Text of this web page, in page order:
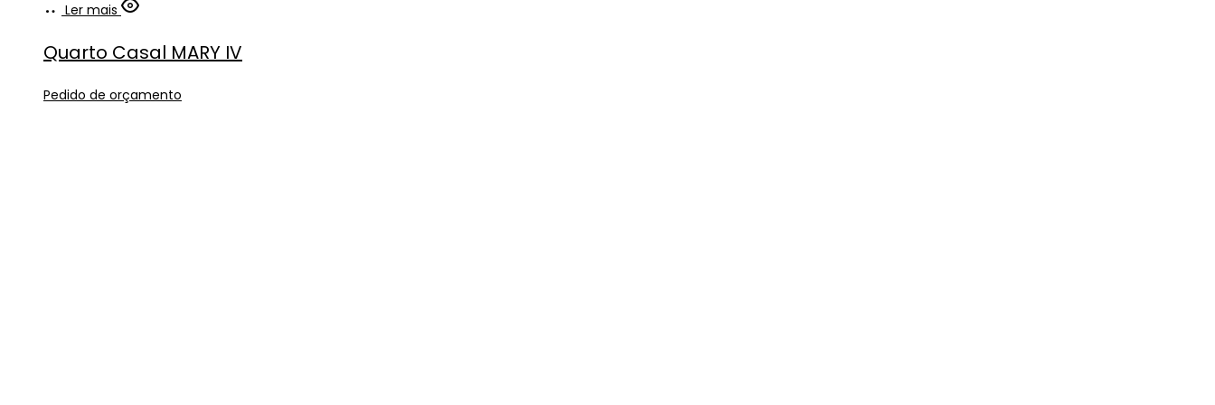
Ler mais
Quarto Casal MARY IV
Pedido de orçamento